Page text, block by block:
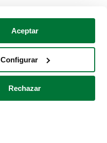
Aceptar
Configurar
Rechazar